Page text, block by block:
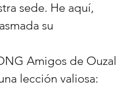
sede. He aquí,
su
Amigos de Ouzal
lección valiosa: